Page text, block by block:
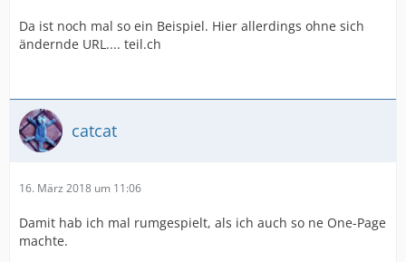
Da ist noch mal so ein Beispiel. Hier allerdings ohne sich
ändernde URL.... teil.ch
catcat
16. März 2018 um 11:06
Damit hab ich mal rumgespielt, als ich auch so ne One-Page
machte.